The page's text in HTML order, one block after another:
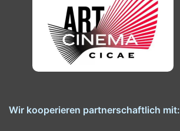
Wir kooperieren partnerschaftlich mit: